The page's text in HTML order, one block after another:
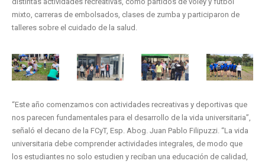
mixto, carreras de embolsados, clases de zumba y participaron de
talleres sobre el cuidado de la salud.
“Este año comenzamos con actividades recreativas y deportivas que
nos parecen fundamentales para el desarrollo de la vida universitaria”,
señaló el decano de la FCyT, Esp. Abog. Juan Pablo Filipuzzi. “La vida
universitaria debe comprender actividades integrales, de modo que
los estudiantes no solo estudien y reciban una educación de calidad,